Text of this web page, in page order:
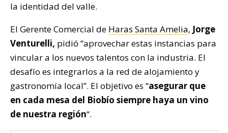
la identidad del valle.
El Gerente Comercial de Haras Santa Amelia, Jorge
Venturelli, pidió “aprovechar estas instancias para
vincular a los nuevos talentos con la industria. El
desafío es integrarlos a la red de alojamiento y
gastronomía local”. El objetivo es “asegurar que
en cada mesa del Biobío siempre haya un vino
de nuestra región“.